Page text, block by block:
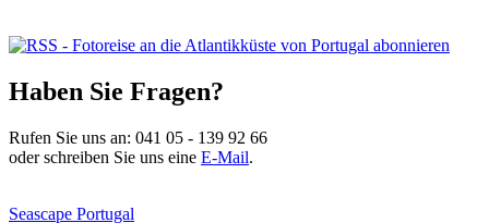
Haben Sie Fragen?
Rufen Sie uns an: 041 05 - 139 92 66
oder schreiben Sie uns eine E-Mail.
Seascape Portugal